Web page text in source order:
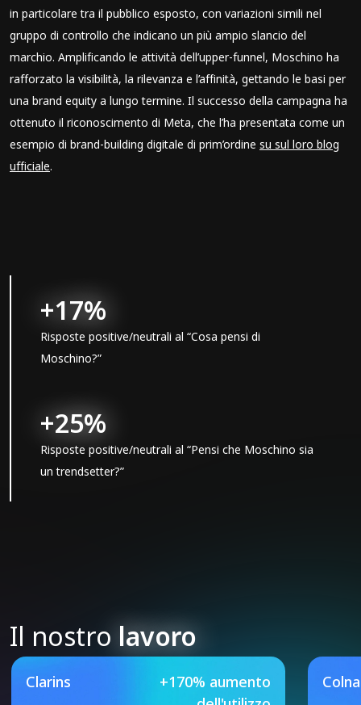
in particolare tra il pubblico esposto, con variazioni simili nel
gruppo di controllo che indicano un più ampio slancio del
marchio. Amplificando le attività dell’upper-funnel, Moschino ha
rafforzato la visibilità, la rilevanza e l’affinità, gettando le basi per
una brand equity a lungo termine. Il successo della campagna ha
ottenuto il riconoscimento di Meta, che l’ha presentata come un
esempio di brand-building digitale di prim’ordine su sul loro blog
ufficiale.
+17%
Risposte positive/neutrali al “Cosa pensi di
Moschino?”
+25%
Risposte positive/neutrali al “Pensi che Moschino sia
un trendsetter?”
Il nostro lavoro
Our Featured Case Studies
Clarins
+170% aumento